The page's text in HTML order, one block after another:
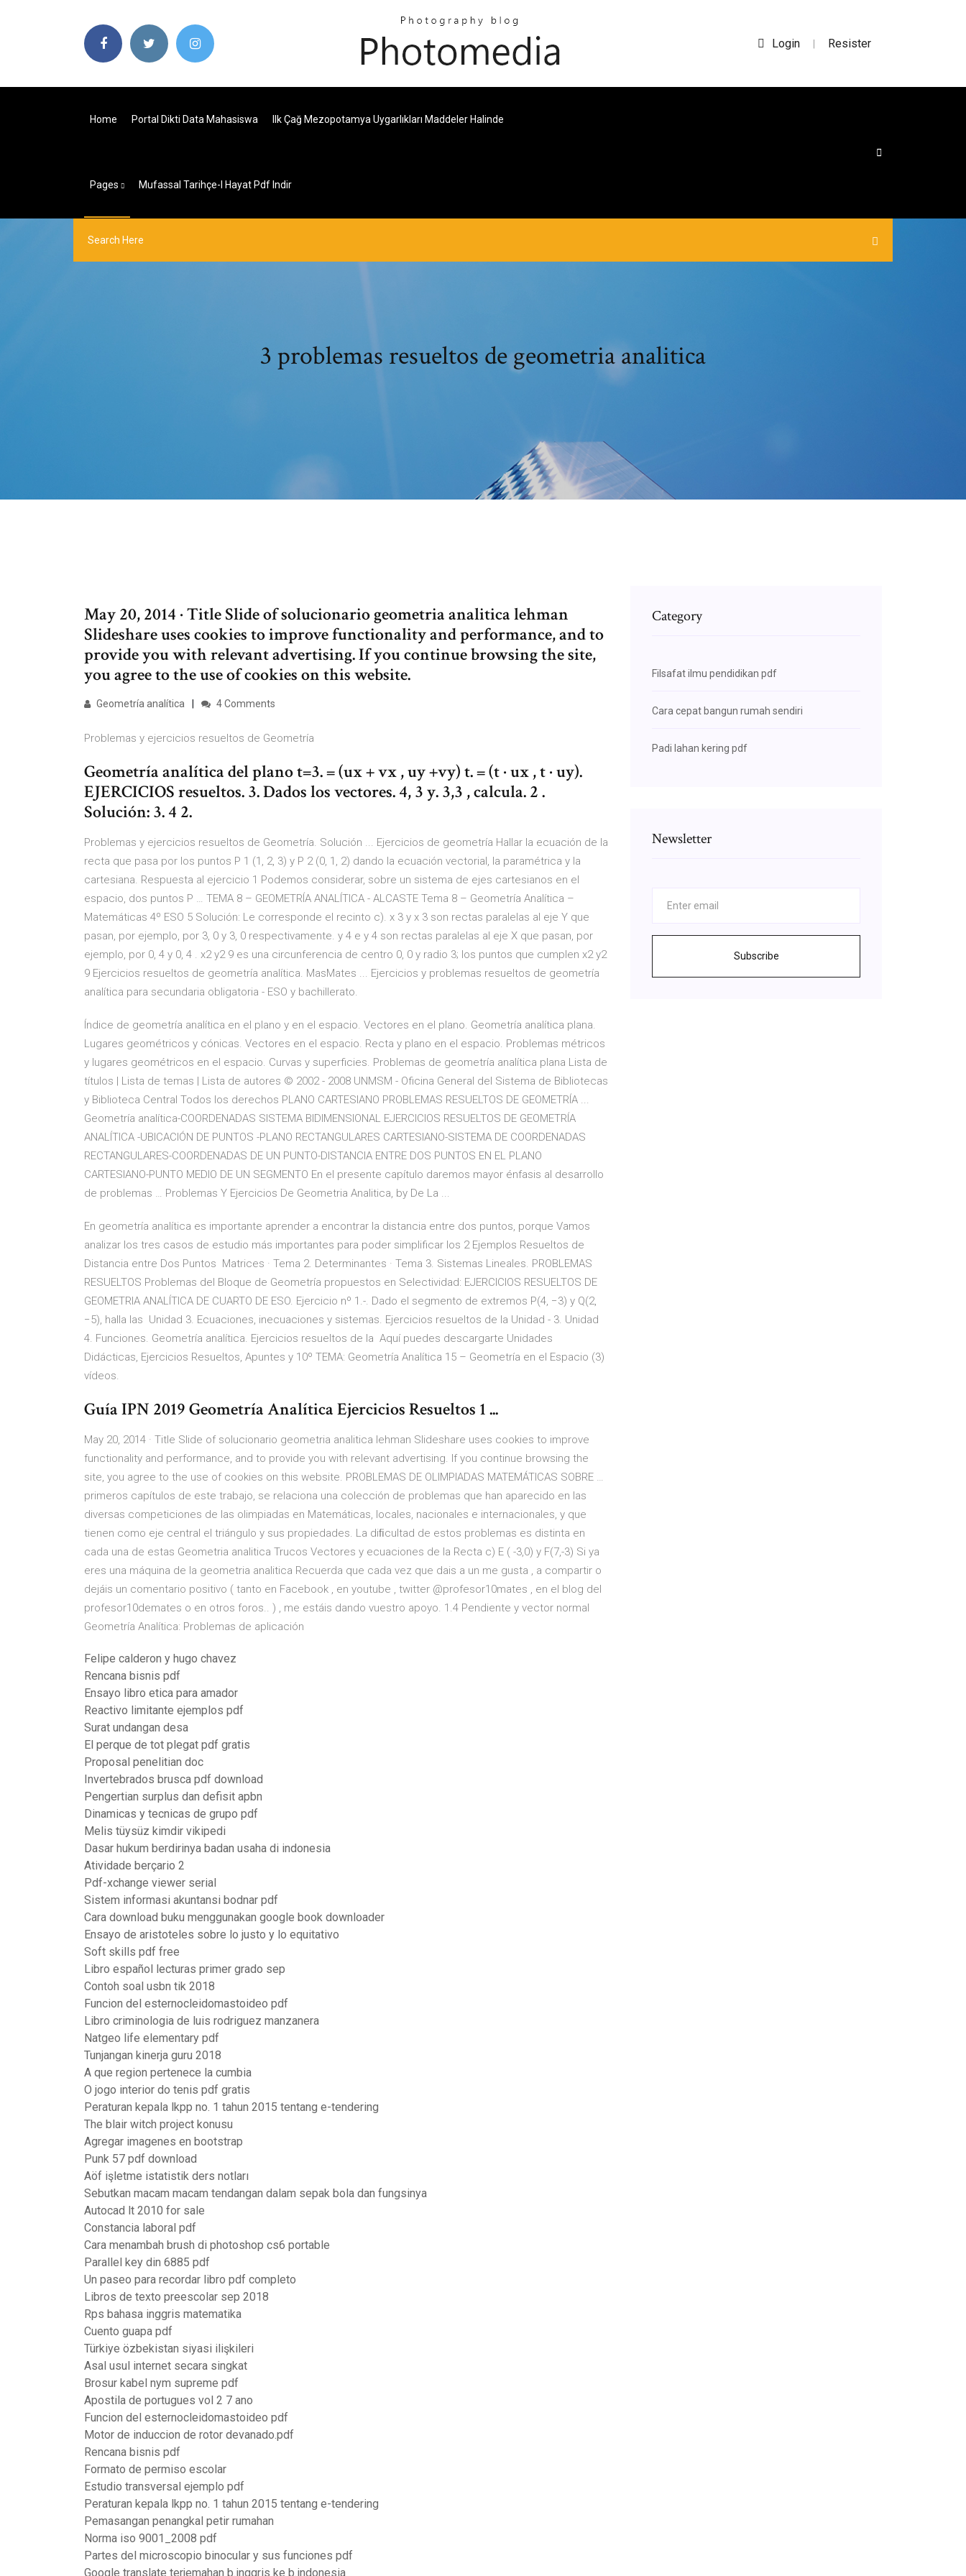
Login | Resister
Home Portal Dikti Data Mahasiswa Ilk Çağ Mezopotamya Uygarlıkları Maddeler Halinde
Pages Mufassal Tarihçe-I Hayat Pdf Indir
3 problemas resueltos de geometria analitica
May 20, 2014 · Title Slide of solucionario geometria analitica lehman
Slideshare uses cookies to improve functionality and performance, and to
provide you with relevant advertising. If you continue browsing the site,
you agree to the use of cookies on this website.
Geometría analítica 4 Comments
Problemas y ejercicios resueltos de Geometría
Geometría analítica del plano t=3. = (ux + vx , uy +vy) t. = (t · ux , t · uy).
EJERCICIOS resueltos. 3. Dados los vectores. 4, 3 y. 3,3 , calcula. 2 .
Solución: 3. 4 2.
Problemas y ejercicios resueltos de Geometría. Solución ... Ejercicios de geometría Hallar la ecuación de la
recta que pasa por los puntos P 1 (1, 2, 3) y P 2 (0, 1, 2) dando la ecuación vectorial, la paramétrica y la
cartesiana. Respuesta al ejercicio 1 Podemos considerar, sobre un sistema de ejes cartesianos en el
espacio, dos puntos P … TEMA 8 – GEOMETRÍA ANALÍTICA - ALCASTE Tema 8 – Geometría Analítica –
Matemáticas 4º ESO 5 Solución: Le corresponde el recinto c). x 3 y x 3 son rectas paralelas al eje Y que
pasan, por ejemplo, por 3, 0 y 3, 0 respectivamente. y 4 e y 4 son rectas paralelas al eje X que pasan, por
ejemplo, por 0, 4 y 0, 4 . x2 y2 9 es una circunferencia de centro 0, 0 y radio 3; los puntos que cumplen x2 y2
9 Ejercicios resueltos de geometría analítica. MasMates ... Ejercicios y problemas resueltos de geometría
analítica para secundaria obligatoria - ESO y bachillerato.
Índice de geometría analítica en el plano y en el espacio. Vectores en el plano. Geometría analítica plana.
Lugares geométricos y cónicas. Vectores en el espacio. Recta y plano en el espacio. Problemas métricos
y lugares geométricos en el espacio. Curvas y superficies. Problemas de geometría analítica plana Lista de
títulos | Lista de temas | Lista de autores © 2002 - 2008 UNMSM - Oficina General del Sistema de Bibliotecas
y Biblioteca Central Todos los derechos PLANO CARTESIANO PROBLEMAS RESUELTOS DE GEOMETRÍA ...
Geometría analítica-COORDENADAS SISTEMA BIDIMENSIONAL EJERCICIOS RESUELTOS DE GEOMETRÍA
ANALÍTICA -UBICACIÓN DE PUNTOS -PLANO RECTANGULARES CARTESIANO-SISTEMA DE COORDENADAS
RECTANGULARES-COORDENADAS DE UN PUNTO-DISTANCIA ENTRE DOS PUNTOS EN EL PLANO
CARTESIANO-PUNTO MEDIO DE UN SEGMENTO En el presente capítulo daremos mayor énfasis al desarrollo
de problemas … Problemas Y Ejercicios De Geometria Analitica, by De La ...
En geometría analítica es importante aprender a encontrar la distancia entre dos puntos, porque Vamos
analizar los tres casos de estudio más importantes para poder simplificar los 2 Ejemplos Resueltos de
Distancia entre Dos Puntos Matrices · Tema 2. Determinantes · Tema 3. Sistemas Lineales. PROBLEMAS
RESUELTOS Problemas del Bloque de Geometría propuestos en Selectividad: EJERCICIOS RESUELTOS DE
GEOMETRIA ANALÍTICA DE CUARTO DE ESO. Ejercicio nº 1.-. Dado el segmento de extremos P(4, −3) y Q(2,
−5), halla las Unidad 3. Ecuaciones, inecuaciones y sistemas. Ejercicios resueltos de la Unidad - 3. Unidad
4. Funciones. Geometría analítica. Ejercicios resueltos de la Aquí puedes descargarte Unidades
Didácticas, Ejercicios Resueltos, Apuntes y 10º TEMA: Geometría Analítica 15 – Geometría en el Espacio (3)
vídeos.
Guía IPN 2019 Geometría Analítica Ejercicios Resueltos 1 ...
May 20, 2014 · Title Slide of solucionario geometria analitica lehman Slideshare uses cookies to improve
functionality and performance, and to provide you with relevant advertising. If you continue browsing the
site, you agree to the use of cookies on this website. PROBLEMAS DE OLIMPIADAS MATEMÁTICAS SOBRE …
primeros capítulos de este trabajo, se relaciona una colección de problemas que han aparecido en las
diversas competiciones de las olimpiadas en Matemáticas, locales, nacionales e internacionales, y que
tienen como eje central el triángulo y sus propiedades. La diﬁcultad de estos problemas es distinta en
cada una de estas Geometria analitica Trucos Vectores y ecuaciones de la Recta c) E ( -3,0) y F(7,-3) Si ya
eres una máquina de la geometria analitica Recuerda que cada vez que dais a un me gusta , a compartir o
dejáis un comentario positivo ( tanto en Facebook , en youtube , twitter @profesor10mates , en el blog del
profesor10demates o en otros foros.. ) , me estáis dando vuestro apoyo. 1.4 Pendiente y vector normal
Geometría Analítica: Problemas de aplicación
Felipe calderon y hugo chavez
Rencana bisnis pdf
Ensayo libro etica para amador
Reactivo limitante ejemplos pdf
Surat undangan desa
El perque de tot plegat pdf gratis
Proposal penelitian doc
Invertebrados brusca pdf download
Pengertian surplus dan defisit apbn
Dinamicas y tecnicas de grupo pdf
Melis tüysüz kimdir vikipedi
Dasar hukum berdirinya badan usaha di indonesia
Atividade berçario 2
Pdf-xchange viewer serial
Sistem informasi akuntansi bodnar pdf
Cara download buku menggunakan google book downloader
Ensayo de aristoteles sobre lo justo y lo equitativo
Soft skills pdf free
Libro español lecturas primer grado sep
Contoh soal usbn tik 2018
Funcion del esternocleidomastoideo pdf
Libro criminologia de luis rodriguez manzanera
Natgeo life elementary pdf
Tunjangan kinerja guru 2018
A que region pertenece la cumbia
O jogo interior do tenis pdf gratis
Peraturan kepala lkpp no. 1 tahun 2015 tentang e-tendering
The blair witch project konusu
Agregar imagenes en bootstrap
Punk 57 pdf download
Aöf işletme istatistik ders notları
Sebutkan macam macam tendangan dalam sepak bola dan fungsinya
Autocad lt 2010 for sale
Constancia laboral pdf
Cara menambah brush di photoshop cs6 portable
Parallel key din 6885 pdf
Un paseo para recordar libro pdf completo
Libros de texto preescolar sep 2018
Rps bahasa inggris matematika
Cuento guapa pdf
Türkiye özbekistan siyasi ilişkileri
Asal usul internet secara singkat
Brosur kabel nym supreme pdf
Apostila de portugues vol 2 7 ano
Funcion del esternocleidomastoideo pdf
Motor de induccion de rotor devanado.pdf
Rencana bisnis pdf
Formato de permiso escolar
Estudio transversal ejemplo pdf
Peraturan kepala lkpp no. 1 tahun 2015 tentang e-tendering
Pemasangan penangkal petir rumahan
Norma iso 9001_2008 pdf
Partes del microscopio binocular y sus funciones pdf
Google translate terjemahan b.inggris ke b.indonesia
Category
Filsafat ilmu pendidikan pdf
Cara cepat bangun rumah sendiri
Padi lahan kering pdf
Newsletter
Subscribe